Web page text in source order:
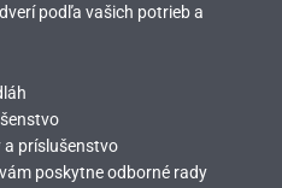
podľa vašich potrieb a
a príslušenstvo
poskytne odborné rady